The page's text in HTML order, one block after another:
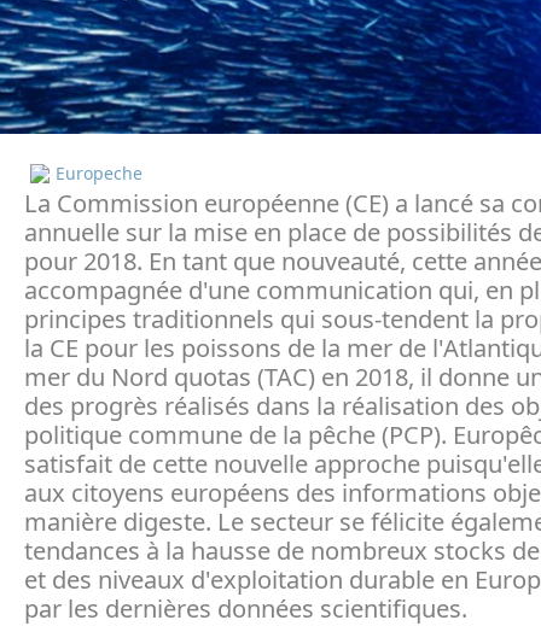
Europeche
La Commission européenne (CE) a lancé sa
annuelle sur la mise en place de possibilités
pour 2018. En tant que nouveauté, cette
accompagnée d'une communication qui, en
principes traditionnels qui sous-tendent la
la CE pour les poissons de la mer de
mer du Nord quotas (TAC) en 2018, il donne
des progrès réalisés dans la réalisation des
politique commune de la pêche (PCP).
satisfait de cette nouvelle approche
aux citoyens européens des informations
manière digeste. Le secteur se félicite
tendances à la hausse de nombreux stocks
et des niveaux d'exploitation durable en
par les dernières données scientifiques.